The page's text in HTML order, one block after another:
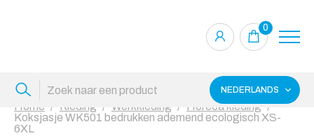
0
NEDERLANDS
Home Kleding Werkkleding
Horeca kleding
Koksjasje WK501 bedrukken ademend ecologisch XS-
6XL